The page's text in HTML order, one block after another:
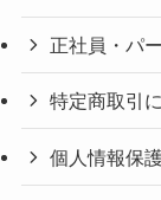
正社員・パ
特定商取引
個人情報保